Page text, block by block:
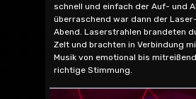
schnell und einfach der Auf- und
überraschend war dann der
Abend. Laserstrahlen brandeten
Zelt und brachten in Verbindung
Musik von emotional bis
richtige Stimmung.